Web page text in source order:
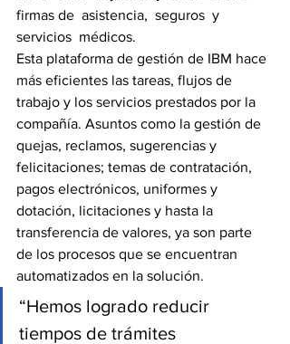
firmas de  asistencia,  seguros  y
servicios  médicos.
Esta plataforma de gestión de IBM hace
más eficientes las tareas, flujos de
trabajo y los servicios prestados por la
compañía. Asuntos como la gestión de
quejas, reclamos, sugerencias y
felicitaciones; temas de contratación,
pagos electrónicos, uniformes y
dotación, licitaciones y hasta la
transferencia de valores, ya son parte
de los procesos que se encuentran
automatizados en la solución.
“Hemos logrado reducir
tiempos de trámites